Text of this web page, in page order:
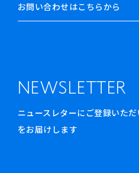
お問い合わせはこちらから
NEWSLETTER
ニュースレターにご登録いた
をお届けします